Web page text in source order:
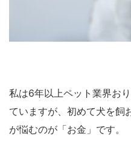
私は6年以上ペット業界お
ていますが、初めて犬を飼
が悩むのが「お金」です。